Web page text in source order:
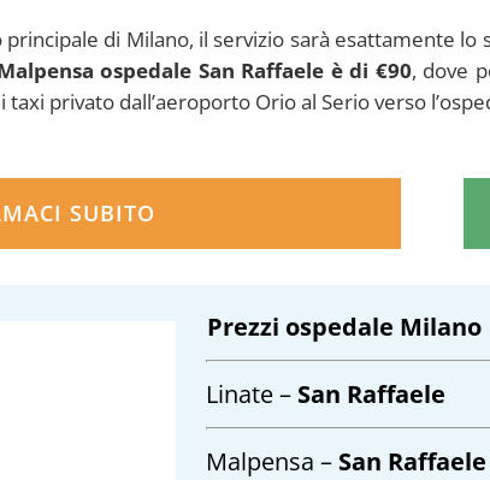
di Milano, il servizio sarà esattamente
ospedale San Raffaele è di €90, dove
privato dall’aeroporto Orio al Serio verso
SUBITO
Prezzi ospedale Milano
Linate – San Raffaele
Malpensa – San Raffaele